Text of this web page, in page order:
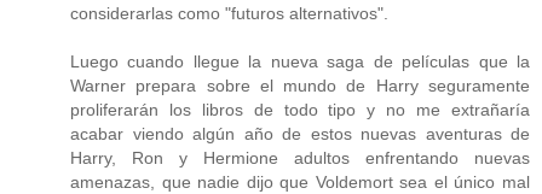
considerarlas como "futuros alternativos".
Luego cuando llegue la nueva saga de películas que la
Warner prepara sobre el mundo de Harry seguramente
proliferarán los libros de todo tipo y no me extrañaría
acabar viendo algún año de estos nuevas aventuras de
Harry, Ron y Hermione adultos enfrentando nuevas
amenazas, que nadie dijo que Voldemort sea el único mal